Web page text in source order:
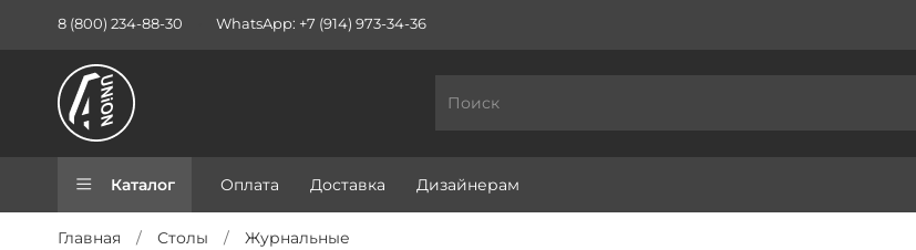
8 (800) 234-88-30 WhatsApp: +7 (914) 973-34-36
Каталог Оплата Доставка Дизайнерам
Главная Столы Журнальные